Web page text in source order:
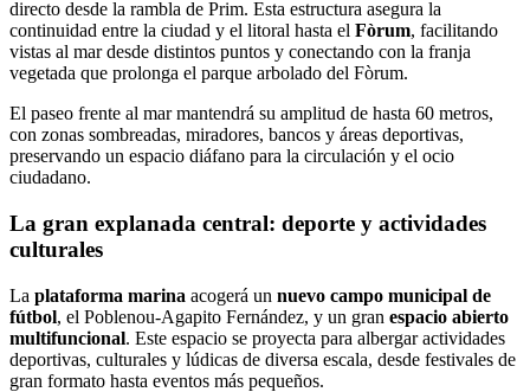
directo desde la rambla de Prim. Esta estructura asegura la
continuidad entre la ciudad y el litoral hasta el Fòrum, facilitando
vistas al mar desde distintos puntos y conectando con la franja
vegetada que prolonga el parque arbolado del Fòrum.
El paseo frente al mar mantendrá su amplitud de hasta 60 metros,
con zonas sombreadas, miradores, bancos y áreas deportivas,
preservando un espacio diáfano para la circulación y el ocio
ciudadano.
La gran explanada central: deporte y actividades
culturales
La plataforma marina acogerá un nuevo campo municipal de
fútbol, el Poblenou-Agapito Fernández, y un gran espacio abierto
multifuncional. Este espacio se proyecta para albergar actividades
deportivas, culturales y lúdicas de diversa escala, desde festivales de
gran formato hasta eventos más pequeños.